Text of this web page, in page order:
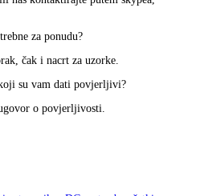
za ponudu?
čak i nacrt za uzorke.
su vam dati povjerljivi?
o povjerljivosti.